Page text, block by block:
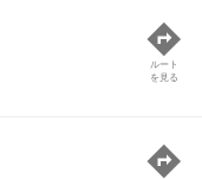
ルート
を見る